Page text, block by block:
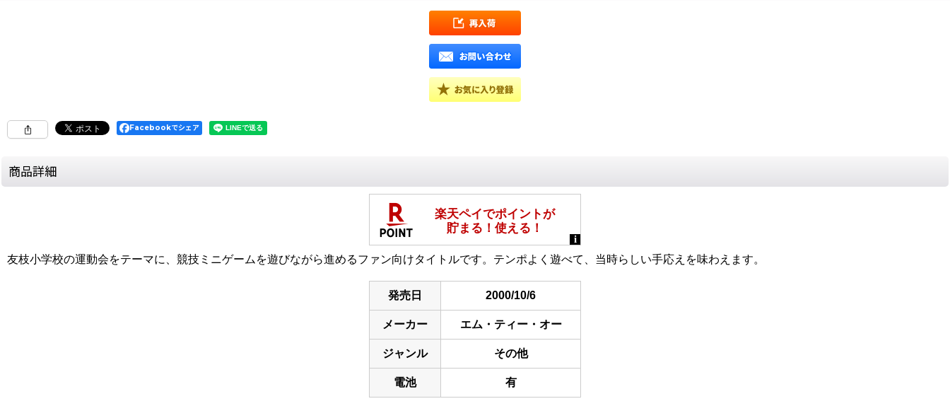
Facebookでシェア
商品詳細
友枝小学校の運動会をテーマに、競技ミニゲームを遊びながら進めるファン向けタイトルです。テンポよく遊べて、当時らしい手応えを味わえます。
発売日 2000/10/6
メーカー エム・ティー・オー
ジャンル その他
電池 有